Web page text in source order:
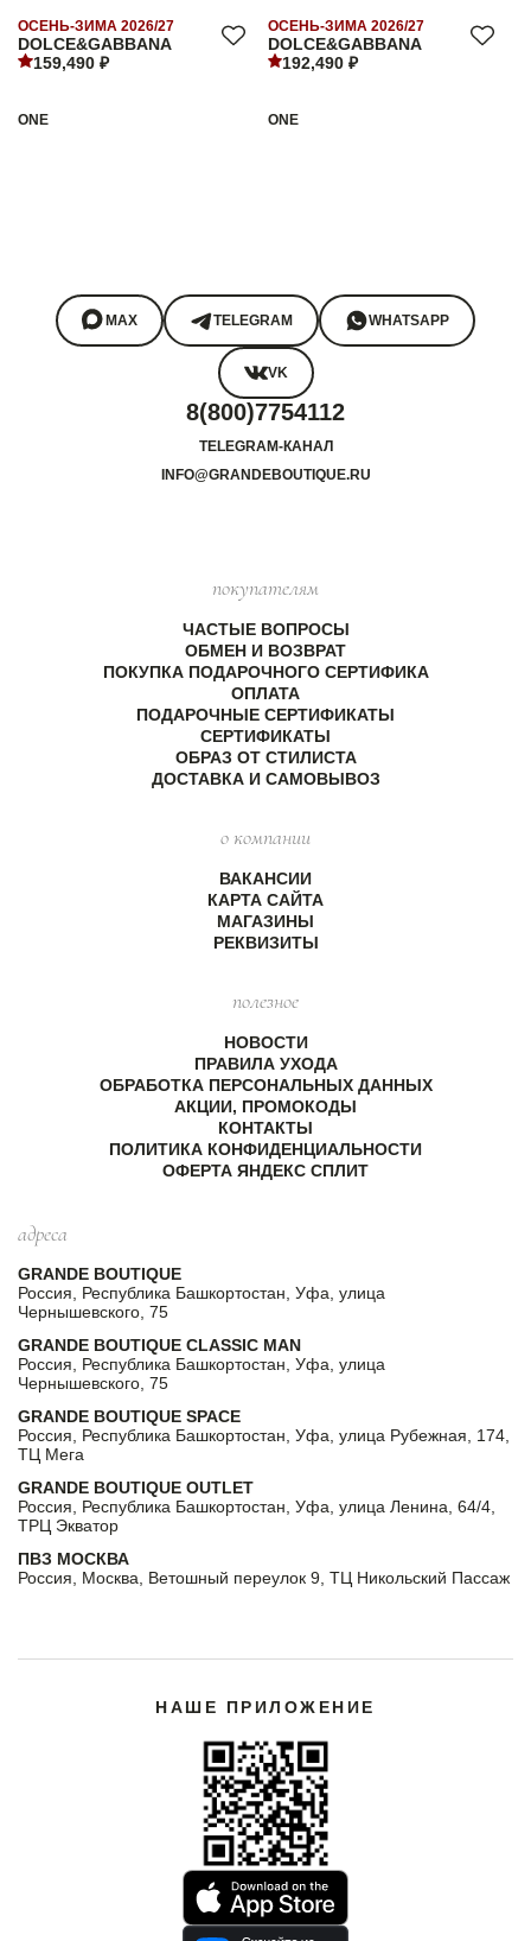
DOLCE&GABBANA
ОСЕНЬ-ЗИМА 2026/27
159,490 ₽
ONE
DOLCE&GABBANA
ОСЕНЬ-ЗИМА 2026/27
192,490 ₽
ONE
MAX TELEGRAM WHATSAPP
VK
8(800)7754112
TELEGRAM-КАНАЛ
INFO@GRANDEBOUTIQUE.RU
покупателям
ЧАСТЫЕ ВОПРОСЫ
ОБМЕН И ВОЗВРАТ
ПОКУПКА ПОДАРОЧНОГО СЕРТИФИКА
ОПЛАТА
ПОДАРОЧНЫЕ СЕРТИФИКАТЫ
СЕРТИФИКАТЫ
ОБРАЗ ОТ СТИЛИСТА
ДОСТАВКА И САМОВЫВОЗ
о компании
ВАКАНСИИ
КАРТА САЙТА
МАГАЗИНЫ
РЕКВИЗИТЫ
полезное
НОВОСТИ
ПРАВИЛА УХОДА
ОБРАБОТКА ПЕРСОНАЛЬНЫХ ДАННЫХ
АКЦИИ, ПРОМОКОДЫ
КОНТАКТЫ
ПОЛИТИКА КОНФИДЕНЦИАЛЬНОСТИ
ОФЕРТА ЯНДЕКС СПЛИТ
адреса
GRANDE BOUTIQUE
Россия, Республика Башкортостан, Уфа, улица
Чернышевского, 75
GRANDE BOUTIQUE CLASSIC MAN
Россия, Республика Башкортостан, Уфа, улица
Чернышевского, 75
GRANDE BOUTIQUE SPACE
Россия, Республика Башкортостан, Уфа, улица Рубежная, 174,
ТЦ Мега
GRANDE BOUTIQUE OUTLET
Россия, Республика Башкортостан, Уфа, улица Ленина, 64/4,
ТРЦ Экватор
ПВЗ МОСКВА
Россия, Москва, Ветошный переулок 9, ТЦ Никольский Пассаж
НАШЕ ПРИЛОЖЕНИЕ